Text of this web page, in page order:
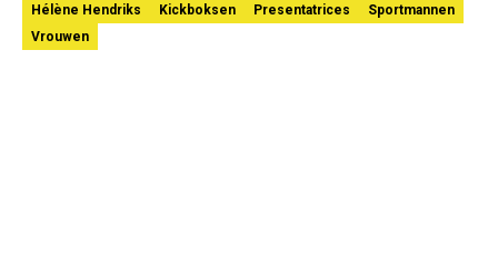
Hélène Hendriks Kickboksen Presentatrices
Sportmannen
Vrouwen